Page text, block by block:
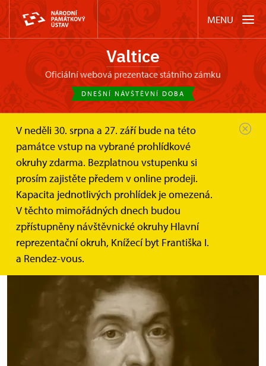
MENU
Valtice
oficiální webová prezentace státního zámku
DNEŠNÍ NÁVŠTĚVNÍ DOBA
V neděli 30. srpna a 27. září bude na této
památce vstup na vybrané prohlídkové
okruhy zdarma. Bezplatnou vstupenku si
prosím zajistěte předem v online prodeji.
Kapacita jednotlivých prohlídek je omezená.
V těchto mimořádných dnech budou
zpřístupněny návštěvnické okruhy Hlavní
reprezentační okruh, Knížecí byt Františka I.
a Rendez-vous.
Zámek Valtice
Akce
Jean-Baptiste Lully: Armide - lyrická...
Jean-Baptiste Lully: Armide -
lyrická tragédie v divadle zámku
Valtice